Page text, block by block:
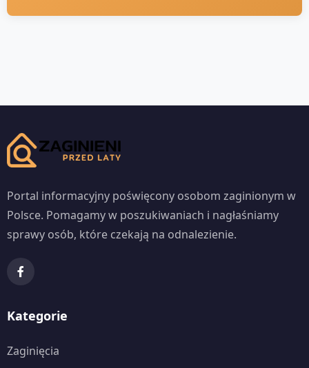
Portal informacyjny poświęcony osobom zaginionym w
Polsce. Pomagamy w poszukiwaniach i nagłaśniamy
sprawy osób, które czekają na odnalezienie.
Kategorie
Zaginięcia